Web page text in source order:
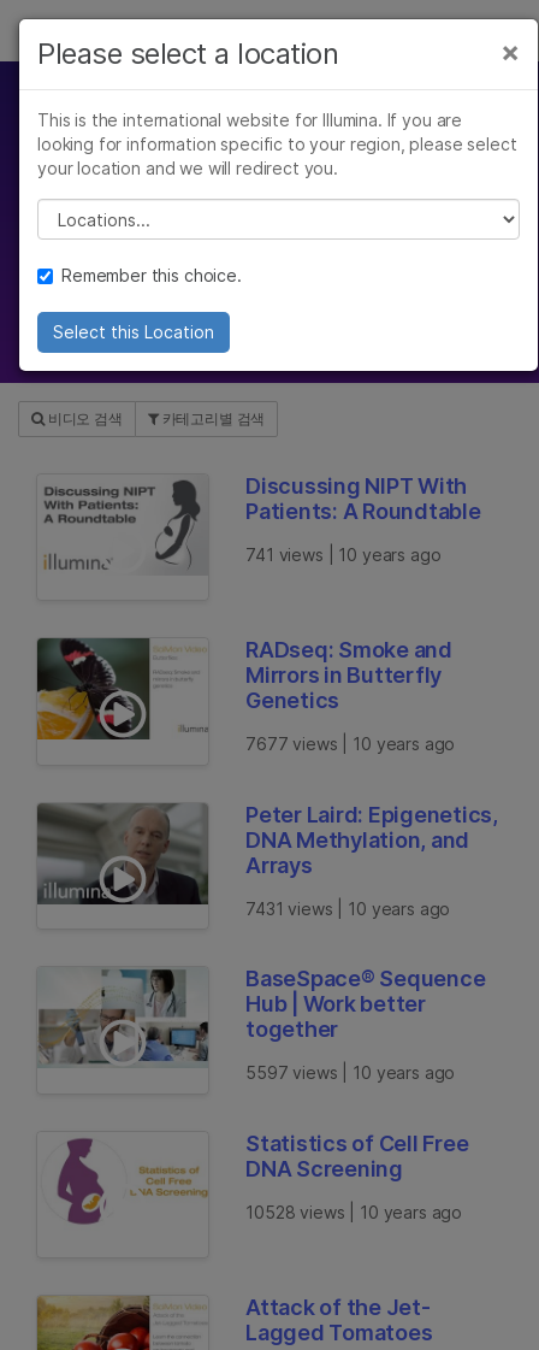
솔루션
학습
회사
지원
추천 링크
Video Hub
Gain insight with our webinars,
introductions, and more
비디오 검색 카테고리별 검색
Discussing NIPT With
Patients: A Roundtable
741 views | 10 years ago
RADseq: Smoke and
Mirrors in Butterfly
Genetics
7677 views | 10 years ago
Peter Laird: Epigenetics,
DNA Methylation, and
Arrays
7431 views | 10 years ago
BaseSpace® Sequence
Hub | Work better
together
5597 views | 10 years ago
Statistics of Cell Free
DNA Screening
10528 views | 10 years ago
Attack of the Jet-
Lagged Tomatoes
×
Please select a location
This is the international website for Illumina. If you are
looking for information specific to your region, please select
your location and we will redirect you.
Please select a location
Remember this choice.
Select this Location
×
암 연구
농업유전체학 연구
복합 질환 연구
임상 종양학 연구
연구